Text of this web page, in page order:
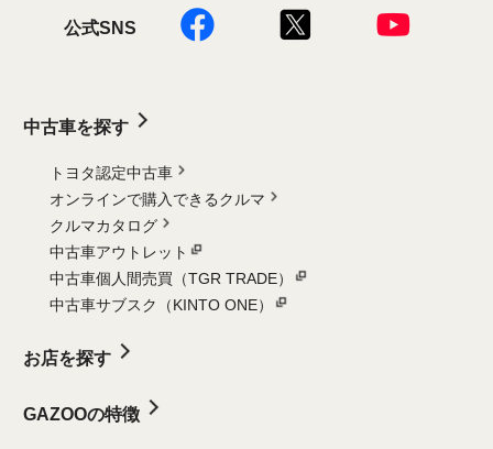
公式SNS
中古車を探す
トヨタ認定中古車
オンラインで購入できるクルマ
クルマカタログ
中古車アウトレット
中古車個人間売買（TGR TRADE）
中古車サブスク（KINTO ONE）
お店を探す
GAZOOの特徴